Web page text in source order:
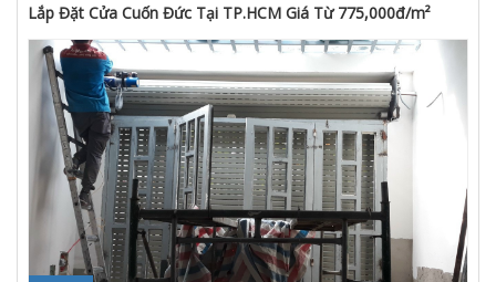
Lắp Đặt Cửa Cuốn Đức Tại TP.HCM Giá Từ 775,000đ/m²